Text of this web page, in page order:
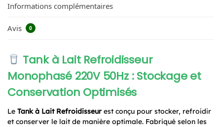
Informations complémentaires
Avis 0
Tank à Lait Refroidisseur
Monophasé 220V 50Hz : Stockage et
Conservation Optimisés
Le Tank à Lait Refroidisseur est conçu pour stocker, refroidir
et conserver le lait de manière optimale. Fabriqué selon les